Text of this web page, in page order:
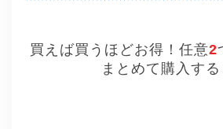
買えば買うほどお得！任意2
まとめて購入する